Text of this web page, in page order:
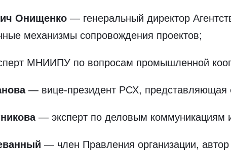
Онищенко — генеральный директор
механизмы сопровождения проектов;
МНИИПУ по вопросам промышленной
— вице-президент РСХ, представляющая
— эксперт по деловым коммуникациям
— член Правления организации, автор